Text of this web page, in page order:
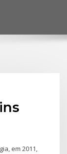
em 2011,